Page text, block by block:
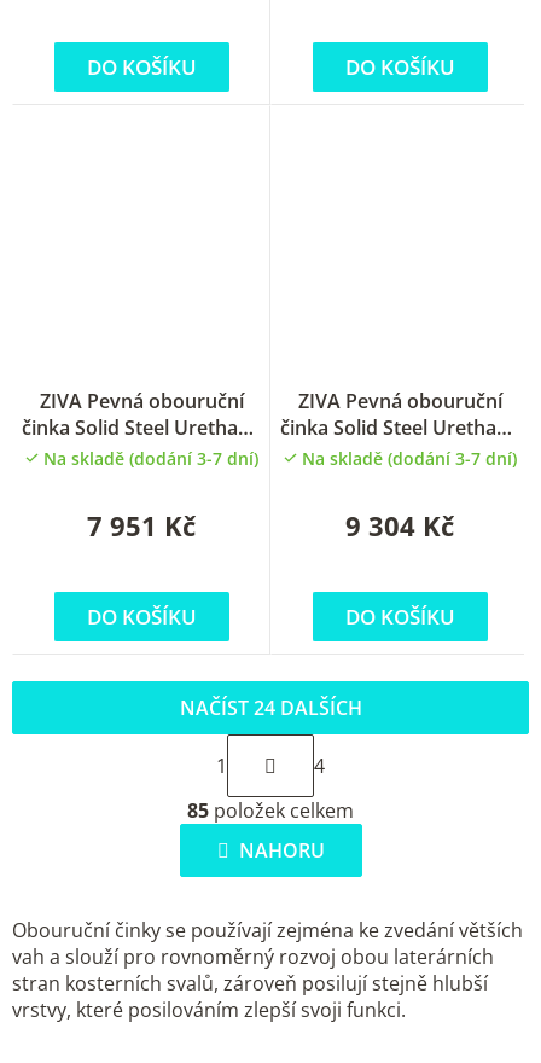
DO KOŠÍKU DO KOŠÍKU
ZIVA Pevná obouruční
činka Solid Steel Urethane
EZ biceps 15kg
Na skladě (dodání 3-7 dní)
7 951 Kč
DO KOŠÍKU
ZIVA Pevná obouruční
činka Solid Steel Urethane
EZ biceps 17.5kg
Na skladě (dodání 3-7 dní)
9 304 Kč
DO KOŠÍKU
O
v
l
á
a
c
í
p
NAČÍST 24 DALŠÍCH
S
t
r
á
n
o
v
á
n
1
4
85 položek celkem
NAHORU
Obouruční činky se používají zejména ke zvedání větších
vah a slouží pro rovnoměrný rozvoj obou laterárních
stran kosterních svalů, zároveň posilují stejně hlubší
vrstvy, které posilováním zlepší svoji funkci.